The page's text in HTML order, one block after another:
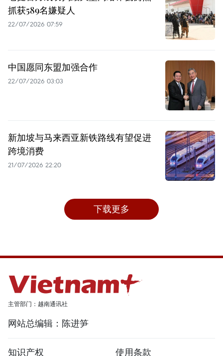
抓获589名嫌疑人
22/07/2026 07:59
中国愿同东盟加强合作
22/07/2026 03:03
新加坡与马来西亚新铁路线有望促进
跨境消费
21/07/2026 22:20
下载更多
主管部门：越南通讯社
网站总编辑：陈进笋
知识产权 使用条款